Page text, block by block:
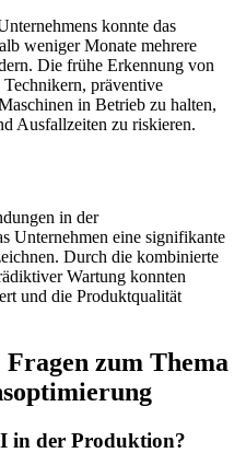
konnte das
weniger Monate mehrere
Die frühe Erkennung von
präventive
in Betrieb zu halten,
Ausfallzeiten zu riskieren.
in der
Unternehmen eine signifikante
Durch die kombinierte
Wartung konnten
und die Produktqualität
zum Thema
in der Produktion?